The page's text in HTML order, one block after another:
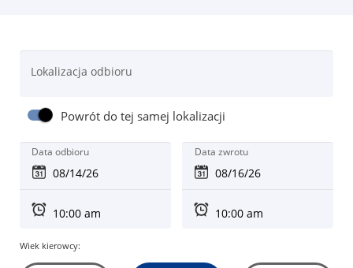
Lokalizacja odbioru
Powrót do tej samej lokalizacji
Data odbioru Data zwrotu
Wiek kierowcy: